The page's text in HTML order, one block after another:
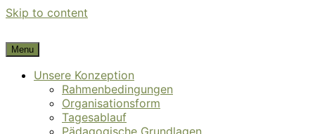
Skip to content
Das Kinderhaus Dortmund e.V.
Menu
Unsere Konzeption
Rahmenbedingungen
Organisationsform
Tagesablauf
Pädagogische Grundlagen